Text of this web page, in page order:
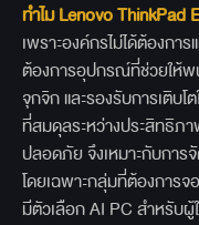
ทำไม Lenovo ThinkPad
เพราะองค์กรไม่ได้ต้องการ
ต้องการอุปกรณ์ที่ช่วยให้พ
จุกจิก และรองรับการเติบ
ที่สมดุลระหว่างประสิทธิภ
ปลอดภัย จึงเหมาะกับการ
โดยเฉพาะกลุ่มที่ต้องการ
มีตัวเลือก AI PC สำหรับ